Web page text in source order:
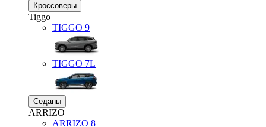
Кроссоверы
Tiggo
TIGGO 9
TIGGO 7L
Седаны
ARRIZO
ARRIZO 8